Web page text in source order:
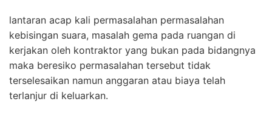
lantaran acap kali permasalahan permasalahan
kebisingan suara, masalah gema pada ruangan di
kerjakan oleh kontraktor yang bukan pada bidangnya
maka beresiko permasalahan tersebut tidak
terselesaikan namun anggaran atau biaya telah
terlanjur di keluarkan.